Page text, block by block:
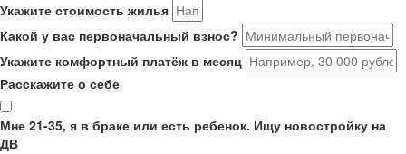
Укажите стоимость жилья
Какой у вас первоначальный взнос?
Укажите комфортный платёж в месяц
Расскажите о себе
Мне 21-35, я в браке или есть ребенок. Ищу новостройку на
ДВ